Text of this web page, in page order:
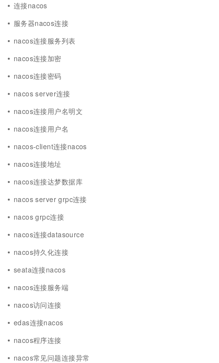
连接nacos
服务器nacos连接
nacos连接服务列表
nacos连接加密
nacos连接密码
nacos server连接
nacos连接用户名明文
nacos连接用户名
nacos-client连接nacos
nacos连接地址
nacos连接达梦数据库
nacos server grpc连接
nacos grpc连接
nacos连接datasource
nacos持久化连接
seata连接nacos
nacos连接服务端
nacos访问连接
edas连接nacos
nacos程序连接
nacos常见问题连接异常